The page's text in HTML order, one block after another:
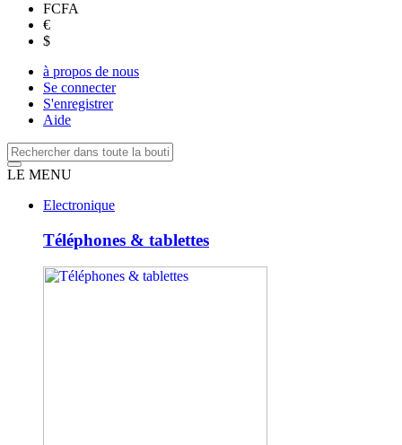
FCFA
€
$
à propos de nous
Se connecter
S'enregistrer
Aide
LE MENU
Electronique
Téléphones & tablettes